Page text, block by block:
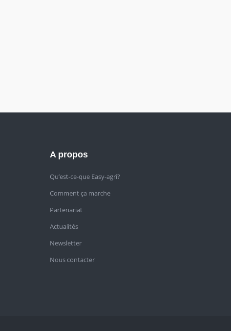
A propos
Qu’est-ce-que Easy-agri?
Comment ça marche
Partenariat
Actualités
Newsletter
Nous contacter